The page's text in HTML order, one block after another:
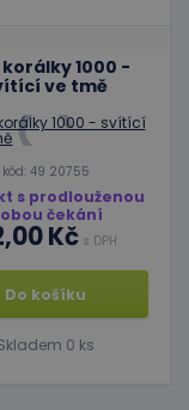
korálky 1000 -
ve tmě
kód: 49 20755
s prodlouženou
čekání
Kčs DPH
Do košíku
0 ks